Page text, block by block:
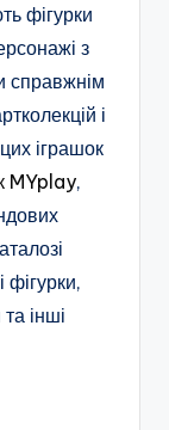
фігурки
з
справжнім
і
іграшок
MYplay,
фігурки,
інші